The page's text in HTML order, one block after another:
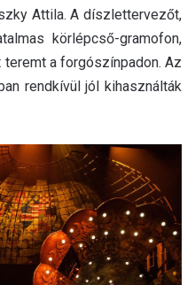
Attila. A díszlettervezőt,
körlépcső-gramofon,
a forgószínpadon. Az
rendkívül jól kihasználták